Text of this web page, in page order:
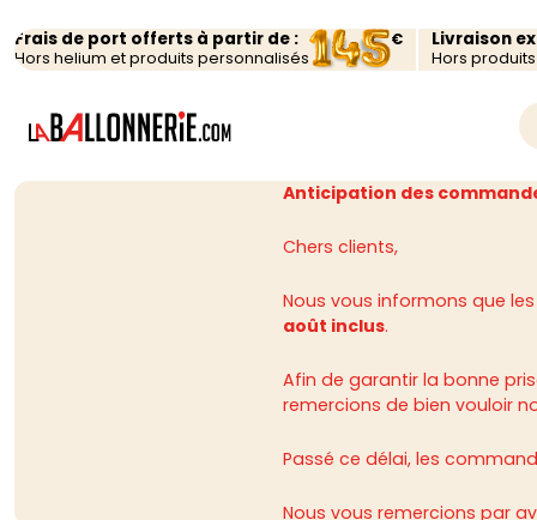
Frais de port offerts à partir de :
Hors helium et produits personnalisés
€ Livraison
Hors
Anticipation des
Chers clients,
Nous vous informons que
août inclus.
Afin de garantir la bonne
remercions de bien vouloir
Passé ce délai, les
Nous vous remercions par